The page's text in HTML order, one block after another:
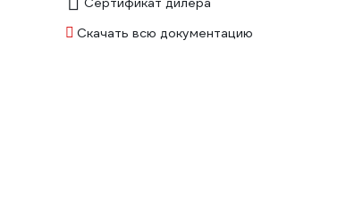
Скачать всю документацию